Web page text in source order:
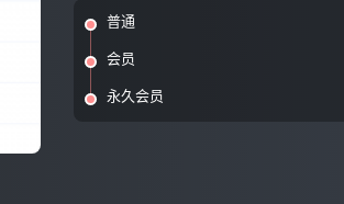
普通
会员
永久会员